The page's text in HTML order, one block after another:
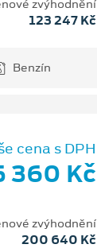
zvýhodnění
123 247 Kč
Benzín
cena s DPH
360 Kč
zvýhodnění
200 640 Kč